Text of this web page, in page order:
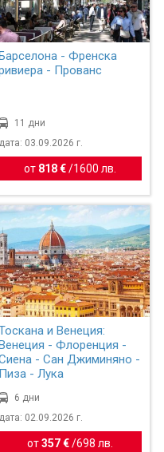
Барселона - Френска
- Прованс
11 дни
дата: 03.09.2026 г.
от 818 €/ 1600 лв.
и Венеция:
- Флоренция -
- Сан Джиминяно -
Пиза - Лука
6 дни
дата: 02.09.2026 г.
от357 €/698 лв.